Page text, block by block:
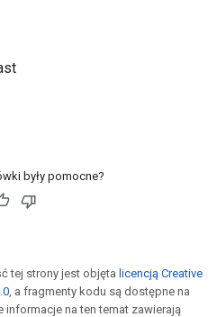
były pomocne?
tej strony jest objęta licencją Creative
, a fragmenty kodu są dostępne na
informacje na ten temat zawierają